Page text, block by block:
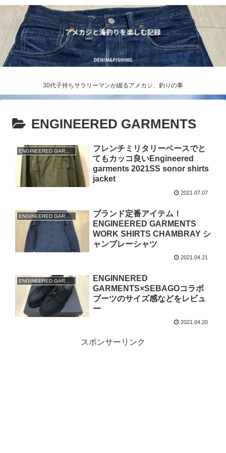
30代子持ちサラリーマンが綴るアメカジ、釣りの事
ENGINEERED GARMENTS
ENGINEERED GARMENTS
フレンチミリタリーベースでと
てもカッコ良いEngineered
garments 2021SS sonor shirts
jacket
2021.07.07
ENGINEERED GARMENTS
ブランド定番アイテム！
ENGINEERED GARMENTS
WORK SHIRTS CHAMBRAY シ
ャンブレーシャツ
2021.04.21
ENGINNERED
GARMENTS×SEBAGOコラボ
ブーツのサイズ感などをレビュ
ー
2021.04.20
スポンサーリンク